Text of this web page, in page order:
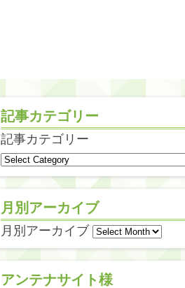
記事カテゴリー
記事カテゴリー
月別アーカイブ
月別アーカイブ
アンテナサイト様